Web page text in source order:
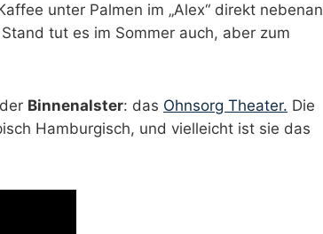
unter Palmen im „Alex“ direkt nebenan
tut es im Sommer auch, aber zum
Binnenalster: das Ohnsorg Theater. Die
Hamburgisch, und vielleicht ist sie das